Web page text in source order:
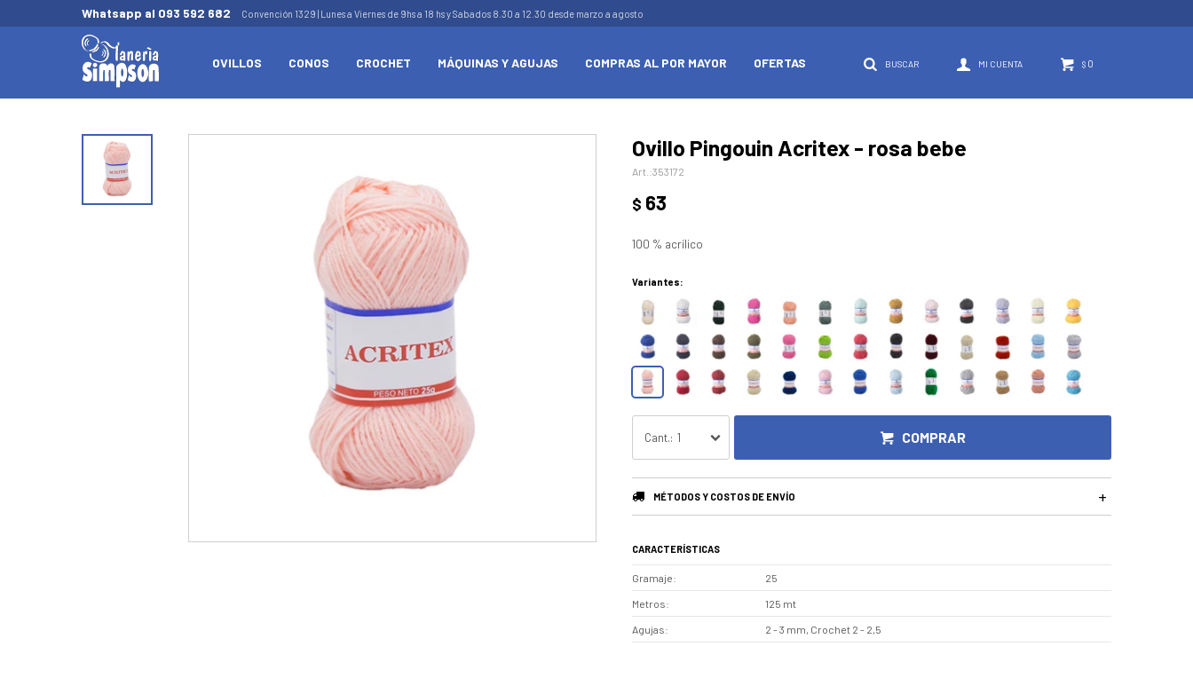
OVILLOS CONOS CROCHET MÁQUINAS Y AGUJAS COMPRAS AL POR MAYOR OFERTAS $ 0
Whatsapp al 093 592 682 Convención 1329 | Lunes a Viernes de 9hs a 18 hs y Sabados 8.30 a 12.30 desde marzo a agosto
Ovillo Pingouin Acritex - rosa bebe
353172
$ 63
100 % acrílico
Variantes:
1 COMPRAR
MÉTODOS Y COSTOS DE ENVÍO
CARACTERÍSTICAS
Gramaje 25
Metros 125 mt
Agujas 2 - 3 mm, Crochet 2 - 2,5